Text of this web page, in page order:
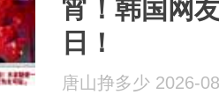
宵！韩国网
日！
唐山挣多少 2026-